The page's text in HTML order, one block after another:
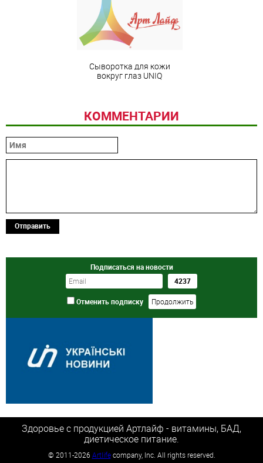
Сыворотка для кожи
вокруг глаз UNIQ
КОММЕНТАРИИ
Отправить
Подписаться на новости
Отменить подписку
Здоровье с продукцией Артлайф - витамины, БАД,
диетическое питание.
© 2011-2026 Artlifecompany, Inc. All rights reserved.